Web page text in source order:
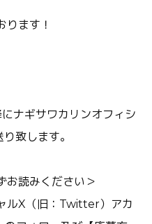
ります！
ナギサワカリンオフィシ
致します。
お読みください＞
ルX（旧：Twitter）アカ